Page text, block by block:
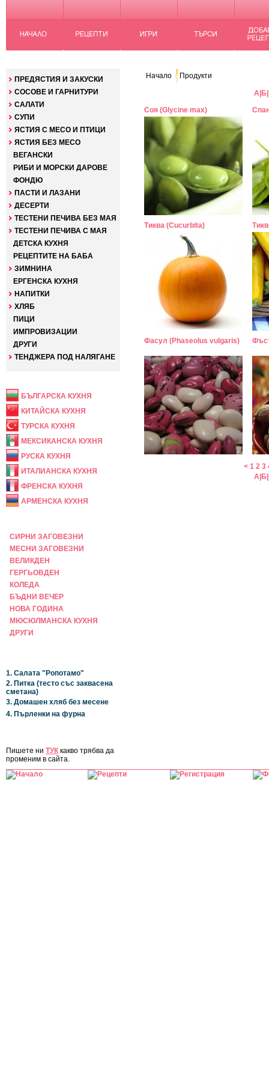
ПРЕДЯСТИЯ И ЗАКУСКИ
СОСОВЕ И ГАРНИТУРИ
САЛАТИ
СУПИ
ЯСТИЯ С МЕСО И ПТИЦИ
ЯСТИЯ БЕЗ МЕСО
ВЕГАНСКИ
РИБИ И МОРСКИ ДАРОВЕ
ФОНДЮ
ПАСТИ И ЛАЗАНИ
ДЕСЕРТИ
ТЕСТЕНИ ПЕЧИВА БЕЗ МАЯ
ТЕСТЕНИ ПЕЧИВА С МАЯ
ДЕТСКА КУХНЯ
РЕЦЕПТИТЕ НА БАБА
ЗИМНИНА
ЕРГЕНСКА КУХНЯ
НАПИТКИ
ХЛЯБ
ПИЦИ
ИМПРОВИЗАЦИИ
ДРУГИ
ТЕНДЖЕРА ПОД НАЛЯГАНЕ
БЪЛГАРСКА КУХНЯ
КИТАЙСКА КУХНЯ
ТУРСКА КУХНЯ
МЕКСИКАНСКА КУХНЯ
РУСКА КУХНЯ
ИТАЛИАНСКА КУХНЯ
ФРЕНСКА КУХНЯ
АРМЕНСКА КУХНЯ
СИРНИ ЗАГОВЕЗНИ
МЕСНИ ЗАГОВЕЗНИ
ВЕЛИКДЕН
ГЕРГЬОВДЕН
КОЛЕДА
БЪДНИ ВЕЧЕР
НОВА ГОДИНА
МЮСЮЛМАНСКА КУХНЯ
ДРУГИ
1. Салата "Ропотамо"
2. Питка (тесто със заквасена
сметана)
3. Домашен хляб без месене
4. Пърленки на фурна
Пишете ни ТУК какво трябва да
променим в сайта.
Начало Продукти
А Б
Соя (Glycine max)
Тиква (Cucurbita)
Фасул (Phaseolus vulgaris)
< 1 2 3
А Б